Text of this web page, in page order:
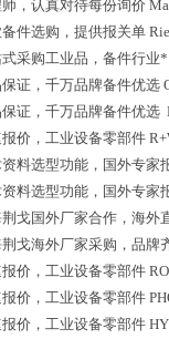
，认真对待每份询价
件选购 ，提供报关单
采购工业品 ， 备件行业*
证 ，千万品牌备件优选
证 ，千万品牌备件优选
价， 工业设备零部件
料选型功能，国外专家
料选型功能，国外专家
戈国外厂家合作，海外
戈海外厂家采购 ，品牌
价， 工业设备零部件
价， 工业设备零部件
价， 工业设备零部件